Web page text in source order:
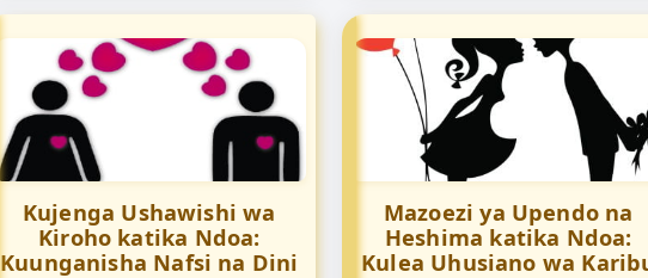
Kujenga Ushawishi wa
Kiroho katika Ndoa:
Kuunganisha Nafsi na Dini
Mazoezi ya Upendo na
Heshima katika Ndoa:
Kulea Uhusiano wa